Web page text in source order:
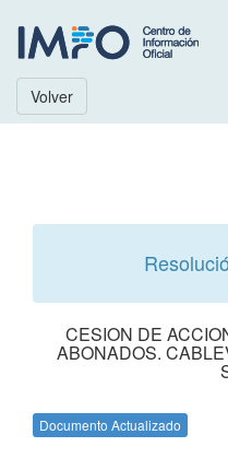
Volver
CESION DE
ABONADOS.
Documento Actualizado